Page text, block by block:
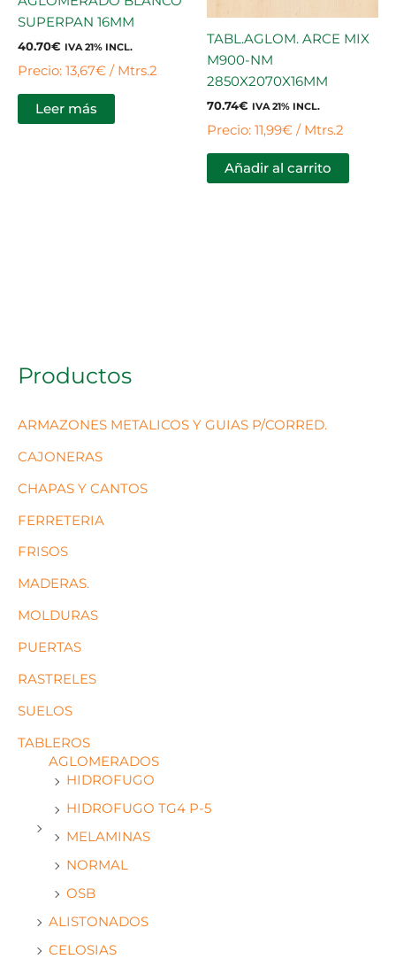
Productos
ARMAZONES METALICOS Y GUIAS P/CORRED.
CAJONERAS
CHAPAS Y CANTOS
FERRETERIA
FRISOS
MADERAS.
MOLDURAS
PUERTAS
RASTRELES
SUELOS
TABLEROS
AGLOMERADOS
HIDROFUGO
HIDROFUGO TG4 P-5
MELAMINAS
NORMAL
OSB
ALISTONADOS
CELOSIAS
SUPERPAN 16MM
40.70€ IVA 21% INCL.
Precio: 13,67€ / Mtrs.2
Leer más
TABL.AGLOM. ARCE MIX
M900-NM
2850X2070X16MM
70.74€ IVA 21% INCL.
Precio: 11,99€ / Mtrs.2
Añadir al carrito